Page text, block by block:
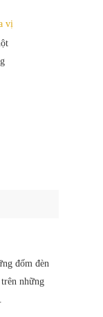
vị
đốm đèn
những